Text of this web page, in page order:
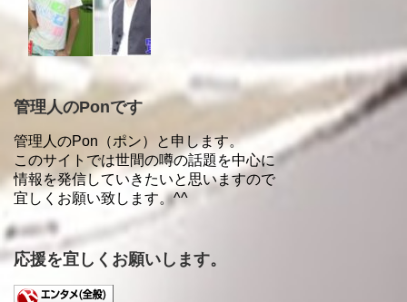
管理人のPonです
管理人のPon（ポン）と申します。
このサイトでは世間の噂の話題を中心に
情報を発信していきたいと思いますので
宜しくお願い致します。^^
応援を宜しくお願いします。